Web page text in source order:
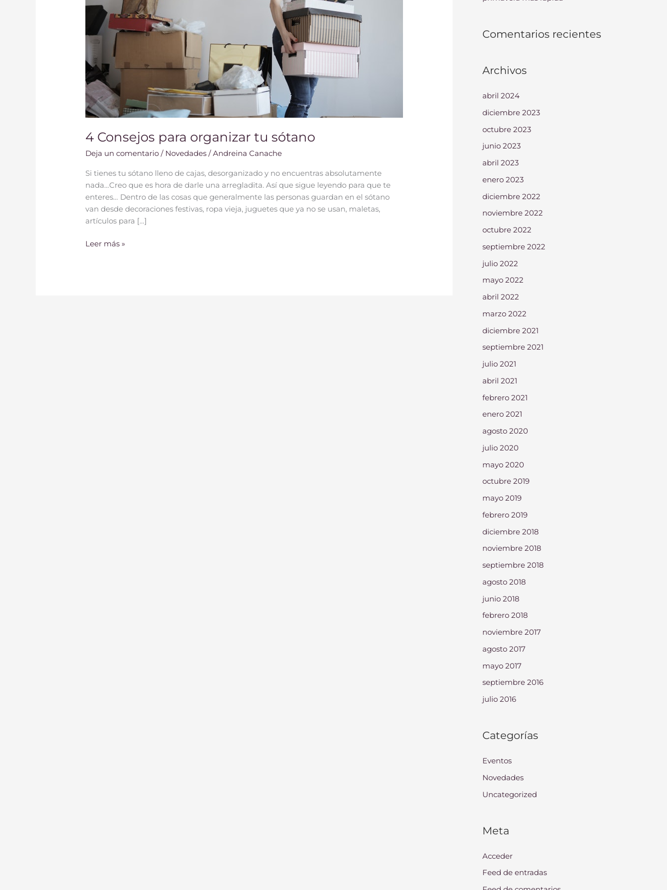
4 Consejos para organizar tu sótano
Deja un comentario / Novedades /Andreina Canache
Si tienes tu sótano lleno de cajas, desorganizado y no encuentras absolutamente
nada…Creo que es hora de darle una arregladita. Así que sigue leyendo para que te
enteres… Dentro de las cosas que generalmente las personas guardan en el sótano
van desde decoraciones festivas, ropa vieja, juguetes que ya no se usan, maletas,
artículos para […]
Leer más »
Comentarios recientes
Archivos
abril 2024
diciembre 2023
octubre 2023
junio 2023
abril 2023
enero 2023
diciembre 2022
noviembre 2022
octubre 2022
septiembre 2022
julio 2022
mayo 2022
abril 2022
marzo 2022
diciembre 2021
septiembre 2021
julio 2021
abril 2021
febrero 2021
enero 2021
agosto 2020
julio 2020
mayo 2020
octubre 2019
mayo 2019
febrero 2019
diciembre 2018
noviembre 2018
septiembre 2018
agosto 2018
junio 2018
febrero 2018
noviembre 2017
agosto 2017
mayo 2017
septiembre 2016
julio 2016
Categorías
Eventos
Novedades
Uncategorized
Meta
Acceder
Feed de entradas